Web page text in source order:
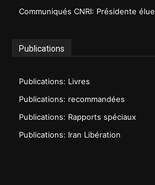
Communiqués CNRI: Présidente élue
Publications
Publications: Livres
Publications: recommandées
Publications: Rapports spéciaux
Publications: Iran Libération